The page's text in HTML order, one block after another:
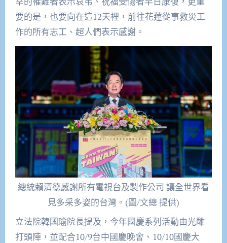
要的是，也要向在這12天裡，前往花蓮從事救災工
作的所有志工、超人們表示感謝。
總統賴清德感謝所有電視台及製作公司 讓全世界看
見多采多姿的台灣。(圖/文總 提供)
立法院韓國瑜院長提及，今年國慶系列活動由光雕
打頭陣，並配合10/9台中國慶晚會、10/10國慶大